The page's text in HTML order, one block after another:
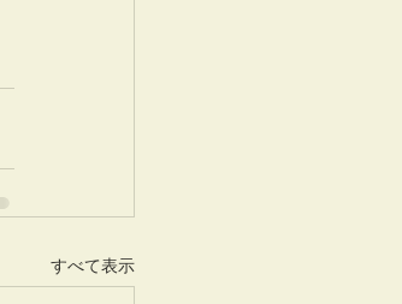
すべて表示